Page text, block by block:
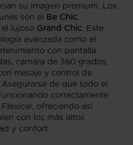
su imagen premium. Los
son el Be Chic
el lujoso Grand Chic . Este
avanzada como el
con pantalla
cámara de 360 grados,
masaje y control de
de que todo el
correctamente
ofreciendo así
con los más altos
y confort.